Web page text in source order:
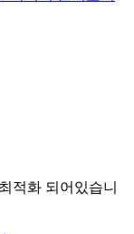
적화 되어있습니